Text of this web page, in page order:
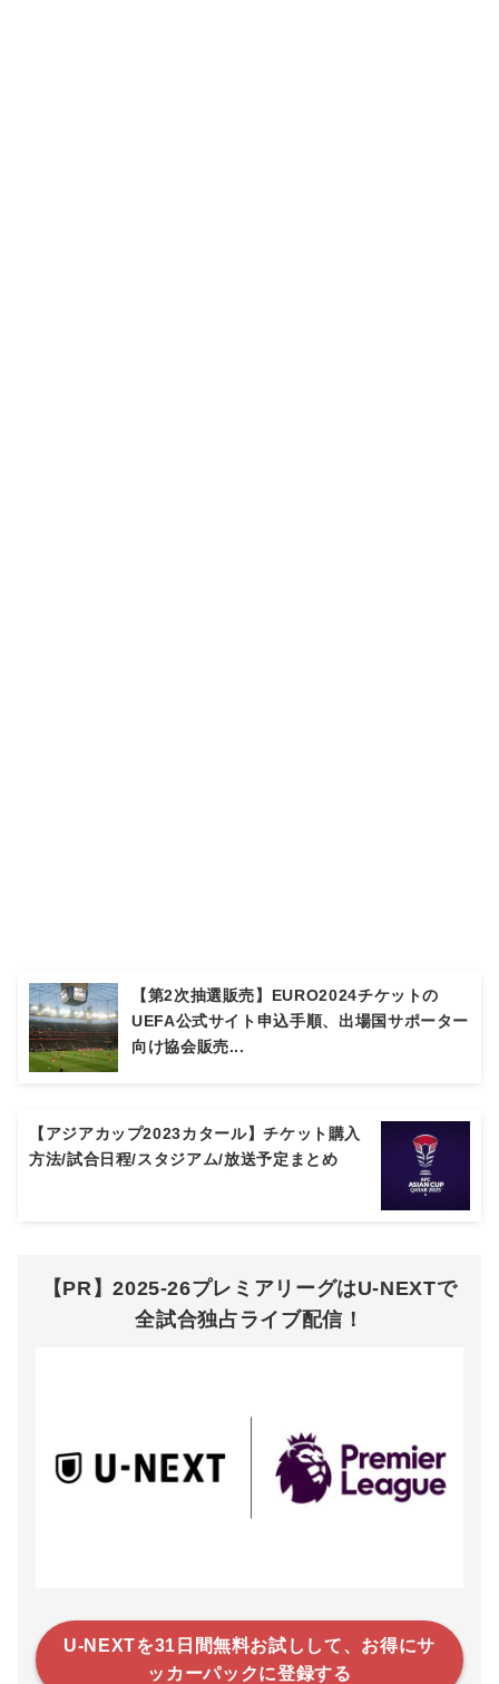
【第2次抽選販売】EURO2024チケットの
UEFA公式サイト申込手順、出場国サポーター
向け協会販売...
【アジアカップ2023カタール】チケット購入
方法/試合日程/スタジアム/放送予定まとめ
【PR】2025-26プレミアリーグはU-NEXTで
全試合独占ライブ配信！
U-NEXTを31日間無料お試しして、お得にサ
ッカーパックに登録する